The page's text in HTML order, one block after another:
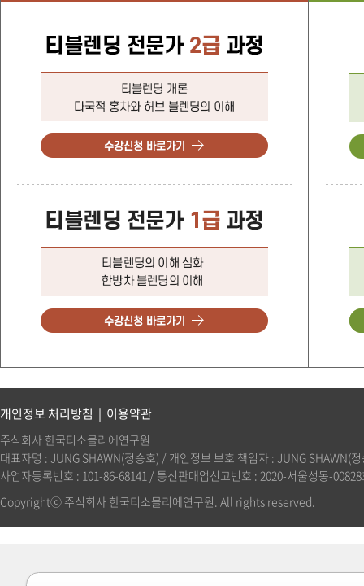
개인정보 처리방침 | 이용약관
주식회사 한국티소믈리에연구원
대표자명 : JUNG SHAWN(정승호) / 개인정보 보호 책임자 : JUNG
사업자등록번호 : 101-86-68141 / 통신판매업신고번호 : 2020-서울성동-
Copyrightⓒ 주식회사 한국티소믈리에연구원. All rights reserved.